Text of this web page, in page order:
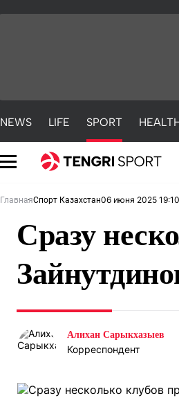
NEWS LIFE SPORT
NEWS
Погода
Рейтинги
ГлавнаяСпорт Казахстан06 июня 2025 19:10
Сразу
Алихан Сарыкхазыев
Корреспондент